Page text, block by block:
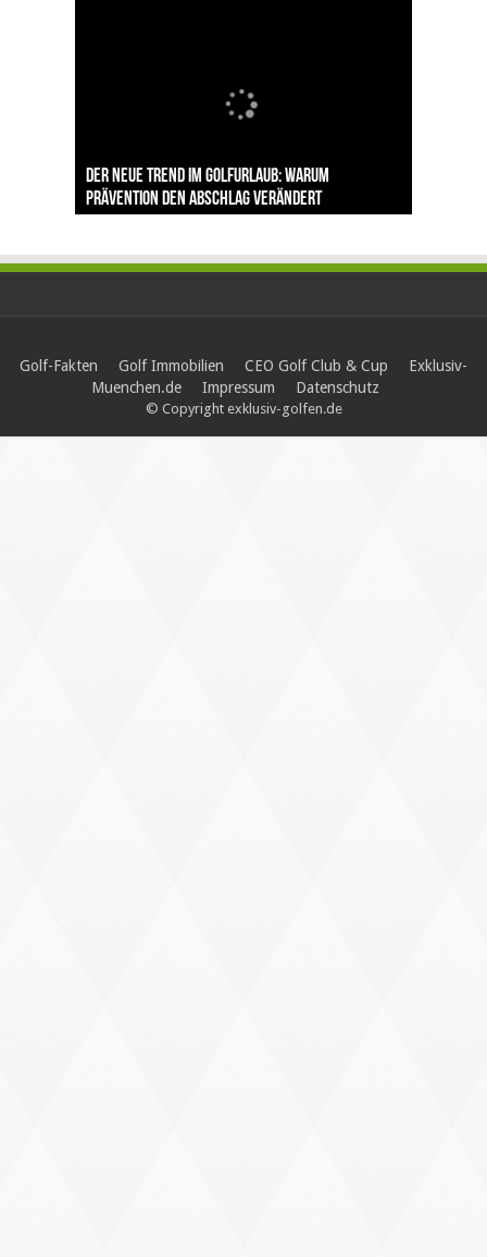
Der neue Trend im Golfurlaub: Warum
Prävention den Abschlag verändert
Luštica Bay baut Montenegros erste Golf-
Community weiter aus
Vom 85. Platz zur Claret Jug: Neuseeländer
schreibt bei The Open Geschichte
Claret Jug: Warum Scottie Scheffler die
berühmteste Golftrophäe zurückgeben muss
traditionsreiche Linksplatz zu den größten
Herausforderungen im Golfsport zählt
Golf-Fakten Golf Immobilien CEO Golf Club & Cup
Exklusiv-
Muenchen.de
Impressum Datenschutz
© Copyright exklusiv-golfen.de